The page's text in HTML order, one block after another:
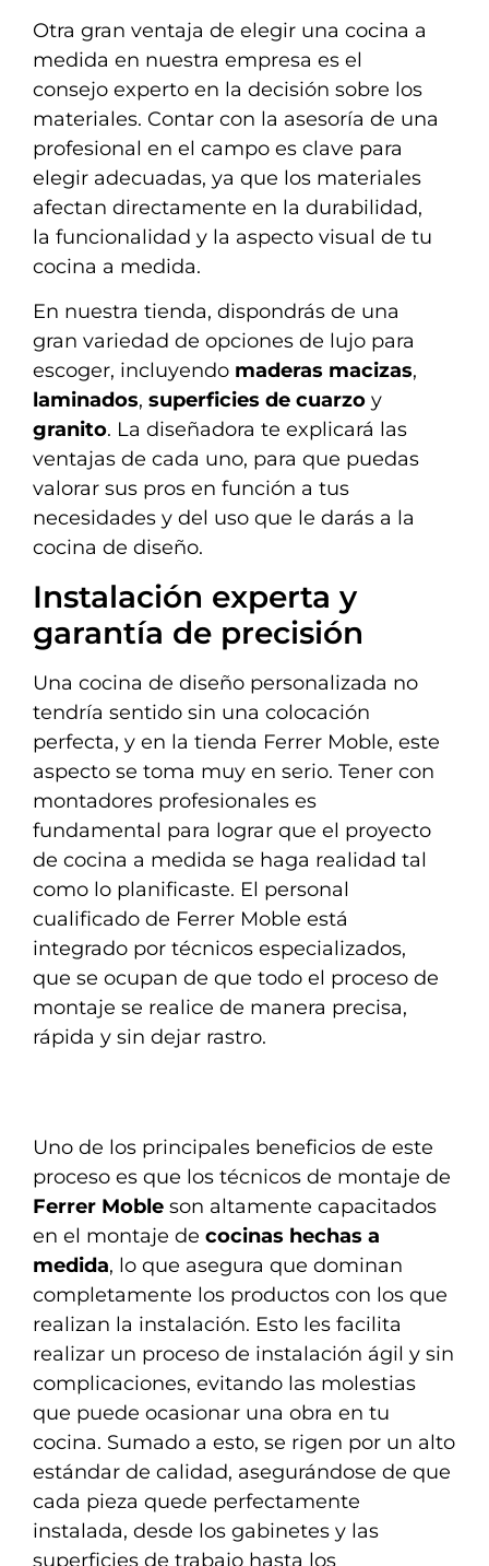
Otra gran ventaja de elegir una cocina a
medida en nuestra empresa es el
consejo experto en la decisión sobre los
materiales. Contar con la asesoría de una
profesional en el campo es clave para
elegir adecuadas, ya que los materiales
afectan directamente en la durabilidad,
la funcionalidad y la aspecto visual de tu
cocina a medida.
En nuestra tienda, dispondrás de una
gran variedad de opciones de lujo para
escoger, incluyendo maderas macizas,
laminados, superficies de cuarzo y
granito. La diseñadora te explicará las
ventajas de cada uno, para que puedas
valorar sus pros en función a tus
necesidades y del uso que le darás a la
cocina de diseño.
Instalación experta y
garantía de precisión
Una cocina de diseño personalizada no
tendría sentido sin una colocación
perfecta, y en la tienda Ferrer Moble, este
aspecto se toma muy en serio. Tener con
montadores profesionales es
fundamental para lograr que el proyecto
de cocina a medida se haga realidad tal
como lo planificaste. El personal
cualificado de Ferrer Moble está
integrado por técnicos especializados,
que se ocupan de que todo el proceso de
montaje se realice de manera precisa,
rápida y sin dejar rastro.
Uno de los principales beneficios de este
proceso es que los técnicos de montaje de
Ferrer Moble son altamente capacitados
en el montaje de cocinas hechas a
medida, lo que asegura que dominan
completamente los productos con los que
realizan la instalación. Esto les facilita
realizar un proceso de instalación ágil y sin
complicaciones, evitando las molestias
que puede ocasionar una obra en tu
cocina. Sumado a esto, se rigen por un alto
estándar de calidad, asegurándose de que
cada pieza quede perfectamente
instalada, desde los gabinetes y las
superficies de trabajo hasta los